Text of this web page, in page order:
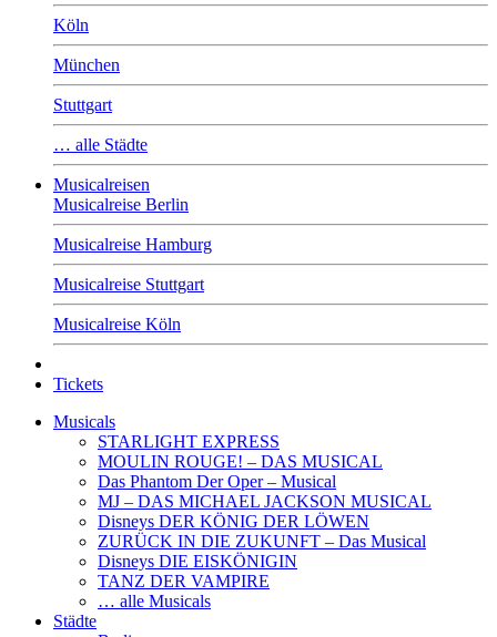
Köln
München
Stuttgart
… alle Städte
Musicalreisen
Musicalreise Berlin
Musicalreise Hamburg
Musicalreise Stuttgart
Musicalreise Köln
Tickets
Musicals
STARLIGHT EXPRESS
MOULIN ROUGE! – DAS MUSICAL
Das Phantom Der Oper – Musical
MJ – DAS MICHAEL JACKSON MUSICAL
Disneys DER KÖNIG DER LÖWEN
ZURÜCK IN DIE ZUKUNFT – Das Musical
Disneys DIE EISKÖNIGIN
TANZ DER VAMPIRE
… alle Musicals
Städte